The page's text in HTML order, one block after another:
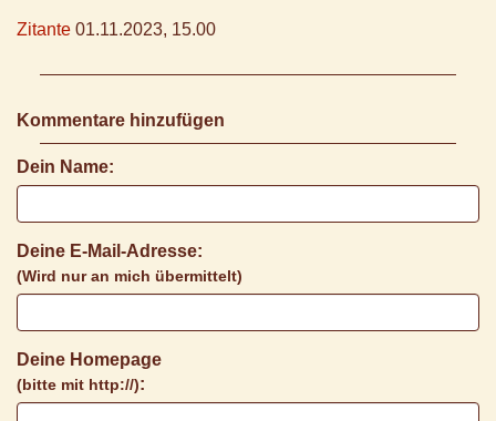
Zitante 01.11.2023, 15.00
Kommentare hinzufügen
Dein Name:
Deine E-Mail-Adresse:
(Wird nur an mich übermittelt)
Deine Homepage
(bitte mit http://):